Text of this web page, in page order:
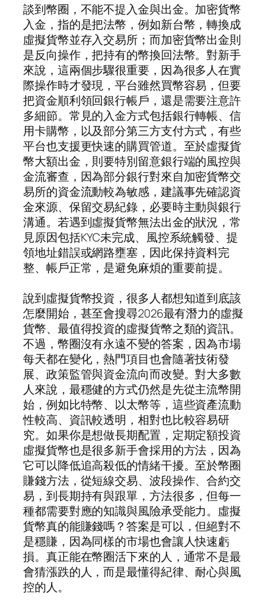
談到幣圈，不能不提入金與出金。加密貨幣
入金，指的是把法幣，例如新台幣，轉換成
虛擬貨幣並存入交易所；而加密貨幣出金則
是反向操作，把持有的幣換回法幣。對新手
來說，這兩個步驟很重要，因為很多人在實
際操作時才發現，平台雖然買幣容易，但要
把資金順利領回銀行帳戶，還是需要注意許
多細節。常見的入金方式包括銀行轉帳、信
用卡購幣，以及部分第三方支付方式，有些
平台也支援更快速的購買管道。至於虛擬貨
幣大額出金，則要特別留意銀行端的風控與
金流審查，因為部分銀行對來自加密貨幣交
易所的資金流動較為敏感，建議事先確認資
金來源、保留交易紀錄，必要時主動與銀行
溝通。若遇到虛擬貨幣無法出金的狀況，常
見原因包括KYC未完成、風控系統觸發、提
領地址錯誤或網路壅塞，因此保持資料完
整、帳戶正常，是避免麻煩的重要前提。
說到虛擬貨幣投資，很多人都想知道到底該
怎麼開始，甚至會搜尋2026最有潛力的虛擬
貨幣、最值得投資的虛擬貨幣之類的資訊。
不過，幣圈沒有永遠不變的答案，因為市場
每天都在變化，熱門項目也會隨著技術發
展、政策監管與資金流向而改變。對大多數
人來說，最穩健的方式仍然是先從主流幣開
始，例如比特幣、以太幣等，這些資產流動
性較高、資訊較透明，相對也比較容易研
究。如果你是想做長期配置，定期定額投資
虛擬貨幣也是很多新手會採用的方法，因為
它可以降低追高殺低的情緒干擾。至於幣圈
賺錢方法，從短線交易、波段操作、合約交
易，到長期持有與跟單，方法很多，但每一
種都需要對應的知識與風險承受能力。虛擬
貨幣真的能賺錢嗎？答案是可以，但絕對不
是穩賺，因為同樣的市場也會讓人快速虧
損。真正能在幣圈活下來的人，通常不是最
會猜漲跌的人，而是最懂得紀律、耐心與風
控的人。